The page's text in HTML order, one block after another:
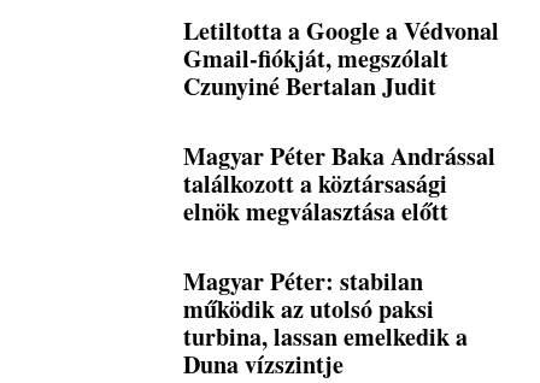
Letiltotta a Google a Védvonal
Gmail-fiókját, megszólalt
Czunyiné Bertalan Judit
Magyar Péter Baka Andrással
találkozott a köztársasági
elnök megválasztása előtt
Magyar Péter: stabilan
működik az utolsó paksi
turbina, lassan emelkedik a
Duna vízszintje